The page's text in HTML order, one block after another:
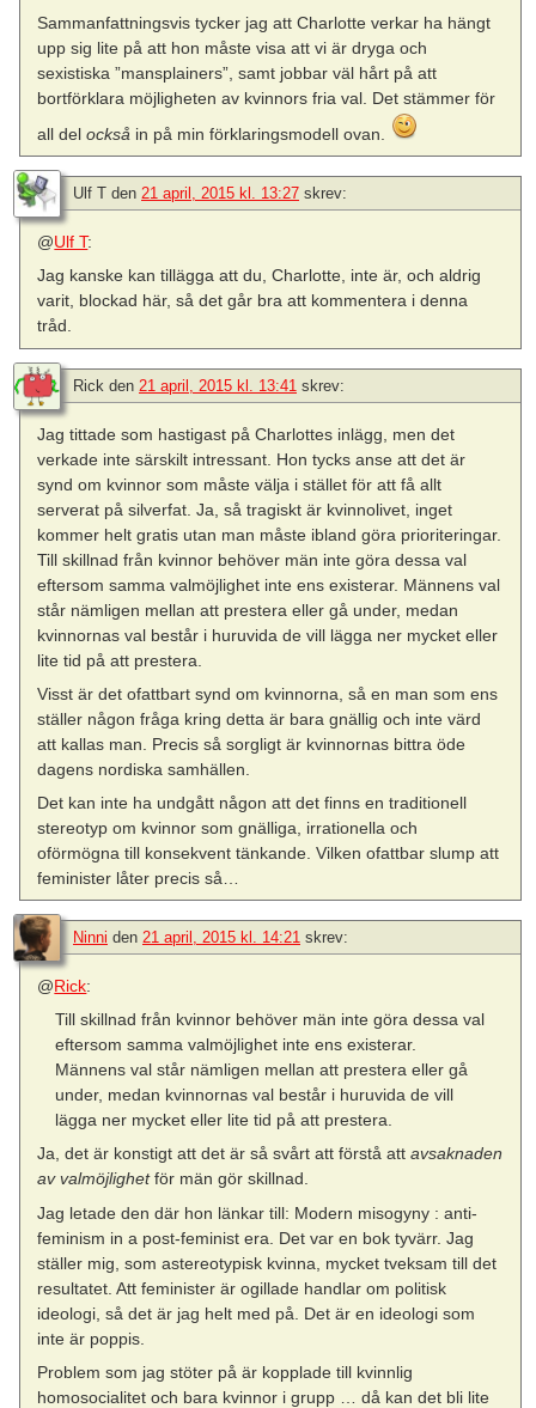
Sammanfattningsvis tycker jag att Charlotte verkar ha hängt
upp sig lite på att hon måste visa att vi är dryga och
sexistiska ”mansplainers”, samt jobbar väl hårt på att
bortförklara möjligheten av kvinnors fria val. Det stämmer för
all delockså in på min förklaringsmodell ovan.
Ulf T den 21 april, 2015 kl. 13:27 skrev:
@Ulf T:
Jag kanske kan tillägga att du, Charlotte, inte är, och aldrig
varit, blockad här, så det går bra att kommentera i denna
tråd.
Rick den 21 april, 2015 kl. 13:41 skrev:
Jag tittade som hastigast på Charlottes inlägg, men det
verkade inte särskilt intressant. Hon tycks anse att det är
synd om kvinnor som måste välja i stället för att få allt
serverat på silverfat. Ja, så tragiskt är kvinnolivet, inget
kommer helt gratis utan man måste ibland göra prioriteringar.
Till skillnad från kvinnor behöver män inte göra dessa val
eftersom samma valmöjlighet inte ens existerar. Männens val
står nämligen mellan att prestera eller gå under, medan
kvinnornas val består i huruvida de vill lägga ner mycket eller
lite tid på att prestera.
Visst är det ofattbart synd om kvinnorna, så en man som ens
ställer någon fråga kring detta är bara gnällig och inte värd
att kallas man. Precis så sorgligt är kvinnornas bittra öde
dagens nordiska samhällen.
Det kan inte ha undgått någon att det finns en traditionell
stereotyp om kvinnor som gnälliga, irrationella och
oförmögna till konsekvent tänkande. Vilken ofattbar slump att
feminister låter precis så…
Ninni den 21 april, 2015 kl. 14:21 skrev:
@Rick:
Till skillnad från kvinnor behöver män inte göra dessa val
eftersom samma valmöjlighet inte ens existerar.
Männens val står nämligen mellan att prestera eller gå
under, medan kvinnornas val består i huruvida de vill
lägga ner mycket eller lite tid på att prestera.
Ja, det är konstigt att det är så svårt att förstå attavsaknaden
av valmöjlighetför män gör skillnad.
Jag letade den där hon länkar till: Modern misogyny : anti-
feminism in a post-feminist era. Det var en bok tyvärr. Jag
ställer mig, som astereotypisk kvinna, mycket tveksam till det
resultatet. Att feminister är ogillade handlar om politisk
ideologi, så det är jag helt med på. Det är en ideologi som
inte är poppis.
Problem som jag stöter på är kopplade till kvinnlig
homosocialitet och bara kvinnor i grupp … då kan det bli lite